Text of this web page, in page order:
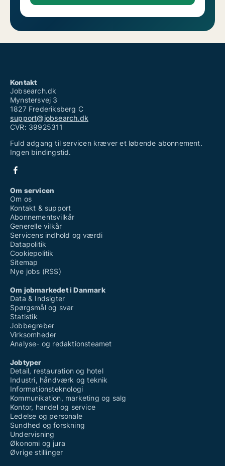
Kontakt
Jobsearch.dk
Mynstersvej 3
1827 Frederiksberg C
support@jobsearch.dk
CVR: 39925311
Fuld adgang til servicen kræver et løbende abonnement.
Ingen bindingstid.
Om servicen
Om os
Kontakt & support
Abonnementsvilkår
Generelle vilkår
Servicens indhold og værdi
Datapolitik
Cookiepolitik
Sitemap
Nye jobs (RSS)
Om jobmarkedet i Danmark
Data & Indsigter
Spørgsmål og svar
Statistik
Jobbegreber
Virksomheder
Analyse- og redaktionsteamet
Jobtyper
Detail, restauration og hotel
Industri, håndværk og teknik
Informationsteknologi
Kommunikation, marketing og salg
Kontor, handel og service
Ledelse og personale
Sundhed og forskning
Undervisning
Økonomi og jura
Øvrige stillinger